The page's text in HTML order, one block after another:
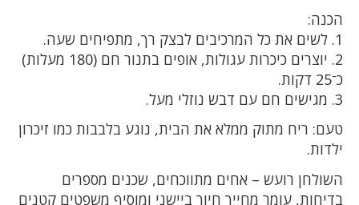
הכנה:
1. לשים את כל המרכיבים לבצק רך, מתפיחים שעה.
2. יוצרים כיכרות עגולות, אופים בתנור חם (180 מעלות)
כ־25 דקות.
3. מגישים חם עם דבש נוזלי מעל.
טעם: ריח מתוק ממלא את הבית, נוגע בלבבות כמו זיכרון
ילדות.
השולחן רועש – אחים מתווכחים, שכנים מספרים
בדיחות, עומר מחייך חיוך ביישני ומוסיף משפטים קטנים